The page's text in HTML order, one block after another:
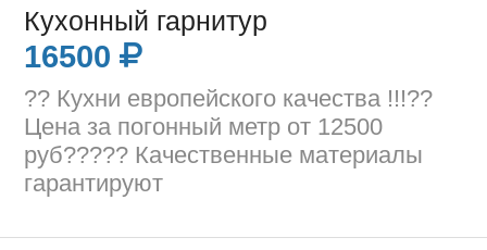
Кухонный гарнитур
16500
?? Кухни европейского качества !!!??
Цена за погонный метр от 12500
руб????? Качественные материалы
гарантируют